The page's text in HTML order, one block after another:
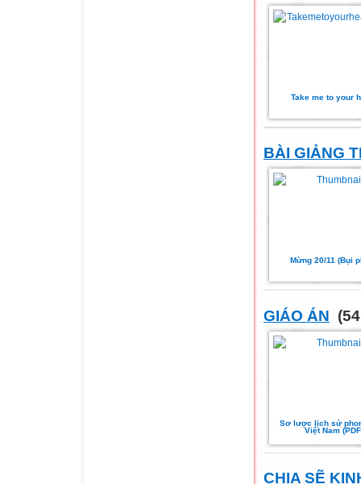
Take me to your
BÀI GIẢNG
Mừng 20/11 (Bụi
GIÁO ÁN
Sơ lược lịch sử
Việt Nam
CHIA SẼ